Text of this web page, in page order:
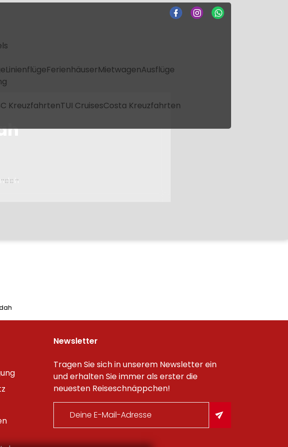
LinienflügeFerienhäuserMietwagenAusflüge
KreuzfahrtenTUI CruisesCosta Kreuzfahrten
Newsletter
Tragen Sie sich in unserem Newsletter ein
und erhalten Sie immer als erster die
neuesten Reiseschnäppchen!